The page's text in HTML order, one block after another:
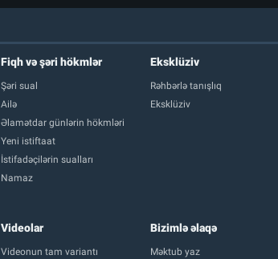
Fiqh və şəri hökmlər
Şəri sual
Ailə
Əlamətdar günlərin hökmləri
Yeni istiftaat
İstifadəçilərin sualları
Namaz
Eksklüziv
Rəhbərlə tanışlıq
Eksklüziv
Videolar
Videonun tam variantı
Bizimlə əlaqə
Məktub yaz